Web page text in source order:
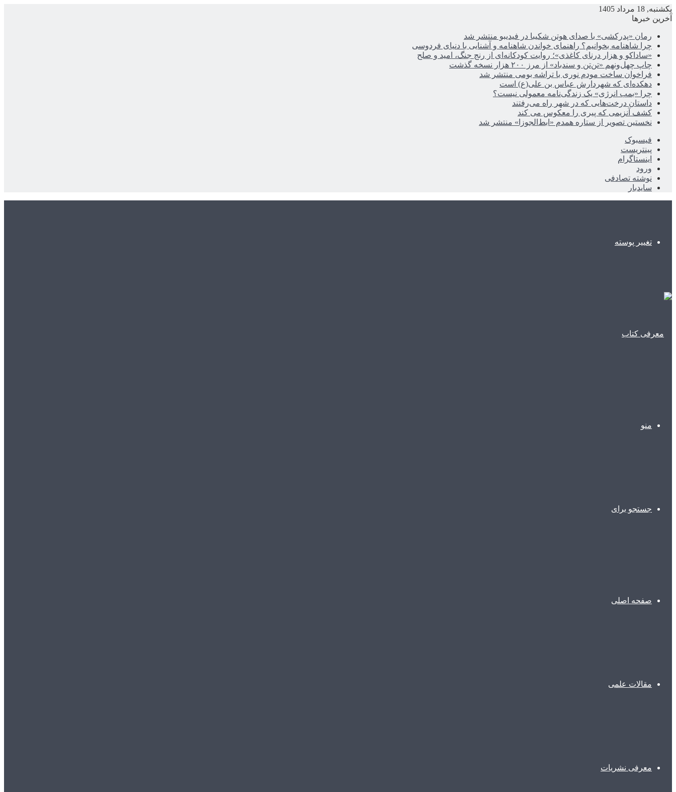
یکشنبه, 18 مرداد 1405
آخرین خبرها
رمان «پدرکشی» با صدای هوتن شکیبا در فیدیبو منتشر شد
چرا شاهنامه بخوانیم؟ راهنمای خواندن شاهنامه و آشنایی با دنیای فردوسی
«ساداکو و هزار درنای کاغذی»؛ روایت کودکانه‌ای از رنج جنگ، امید و صلح
چاپ چهل‌ونهم «تن‌تن و سندباد» از مرز ۲۰۰ هزار نسخه گذشت
فراخوان ساخت مودم نوری با تراشه بومی منتشر شد
دهکده‌ای که شهردارش عباس بن علی(ع) است
چرا «بمب انرژی» یک زندگی‌نامه معمولی نیست؟
داستان درخت‌هایی که در شهر راه می‌رفتند
کشف آنزیمی که پیری را معکوس می کند
نخستین تصویر از ستاره همدم «ابط‌الجوزا» منتشر شد
فیسبوک
پینتریست
اینستاگرام
ورود
نوشته تصادفی
سایدبار
تغییر پوسته
منو
جستجو برای
صفحه اصلی
مقالات علمی
معرفی نشریات